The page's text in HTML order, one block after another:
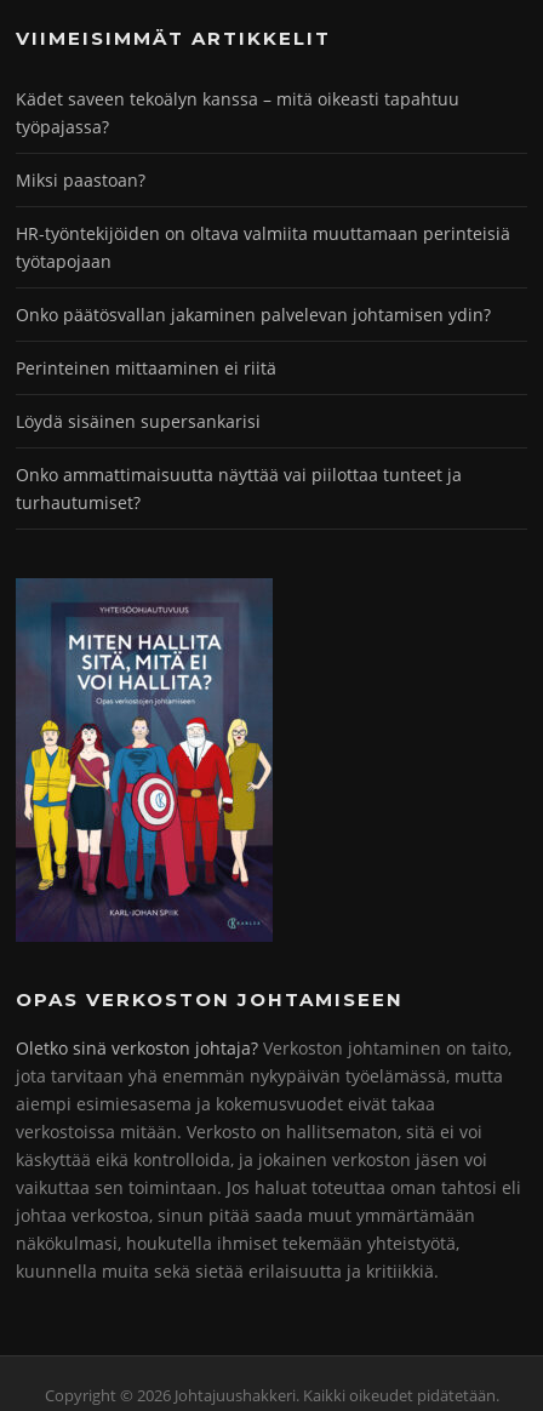
VIIMEISIMMÄT ARTIKKELIT
Kädet saveen tekoälyn kanssa – mitä oikeasti tapahtuu
työpajassa?
Miksi paastoan?
HR-työntekijöiden on oltava valmiita muuttamaan perinteisiä
työtapojaan
Onko päätösvallan jakaminen palvelevan johtamisen ydin?
Perinteinen mittaaminen ei riitä
Löydä sisäinen supersankarisi
Onko ammattimaisuutta näyttää vai piilottaa tunteet ja
turhautumiset?
OPAS VERKOSTON JOHTAMISEEN
Oletko sinä verkoston johtaja? Verkoston johtaminen on taito,
jota tarvitaan yhä enemmän nykypäivän työelämässä, mutta
aiempi esimiesasema ja kokemusvuodet eivät takaa
verkostoissa mitään. Verkosto on hallitsematon, sitä ei voi
käskyttää eikä kontrolloida, ja jokainen verkoston jäsen voi
vaikuttaa sen toimintaan. Jos haluat toteuttaa oman tahtosi eli
johtaa verkostoa, sinun pitää saada muut ymmärtämään
näkökulmasi, houkutella ihmiset tekemään yhteistyötä,
kuunnella muita sekä sietää erilaisuutta ja kritiikkiä.
Copyright © 2026 Johtajuushakkeri. Kaikki oikeudet pidätetään.